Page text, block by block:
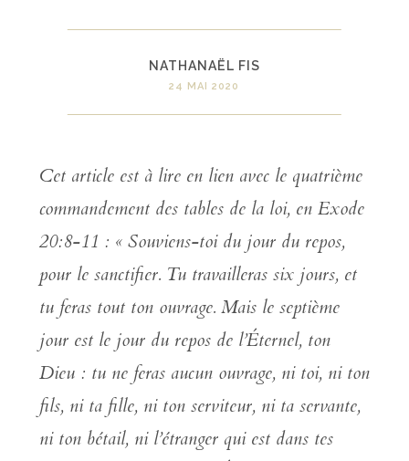
NATHANAËL FIS
24 MAI 2020
Cet article est à lire en lien avec le quatrième
commandement des tables de la loi, en Exode
20:8-11 : « Souviens-toi du jour du repos,
pour le sanctifier. Tu travailleras six jours, et
tu feras tout ton ouvrage. Mais le septième
jour est le jour du repos de l’Éternel, ton
Dieu : tu ne feras aucun ouvrage, ni toi, ni ton
fils, ni ta fille, ni ton serviteur, ni ta servante,
ni ton bétail, ni l’étranger qui est dans tes